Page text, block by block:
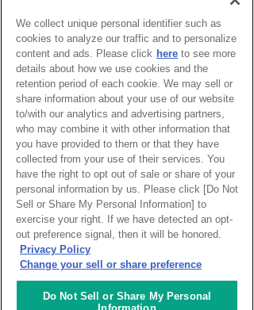
PAGE TOP
HOME > イベントカレンダー
ナレッジキャピタルを知る
We collect unique personal identifier such as
cookies to analyze our traffic and to personalize
content and ads. Please click here to see more
details about how we use cookies and the
retention period of each cookie. We may sell or
share information about your use of our website
to/with our analytics and advertising partners,
who may combine it with other information that
you have provided to them or that they have
collected from your use of their services. You
have the right to opt out of sale or share of your
personal information by us. Please click [Do Not
Sell or Share My Personal Information] to
exercise your right. If we have detected an opt-
out preference signal, then it will be honored.
Privacy Policy
Change your sell or share preference
Do Not Sell or Share My Personal